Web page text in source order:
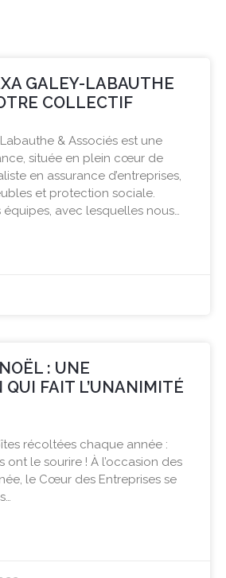
GALEY-LABAUTHE
COLLECTIF
& Associés est une
située en plein cœur de
en assurance d’entreprises,
et protection sociale.
équipes, avec lesquelles nous…
: UNE
QUI FAIT L’UNANIMITÉ
récoltées chaque année :
ont le sourire ! À l’occasion des
le Cœur des Entreprises se